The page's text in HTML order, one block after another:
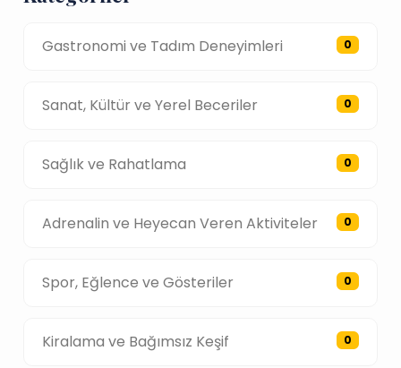
Gastronomi ve Tadım Deneyimleri 0
Sanat, Kültür ve Yerel Beceriler 0
Sağlık ve Rahatlama 0
Adrenalin ve Heyecan Veren Aktiviteler 0
Spor, Eğlence ve Gösteriler 0
Kiralama ve Bağımsız Keşif 0